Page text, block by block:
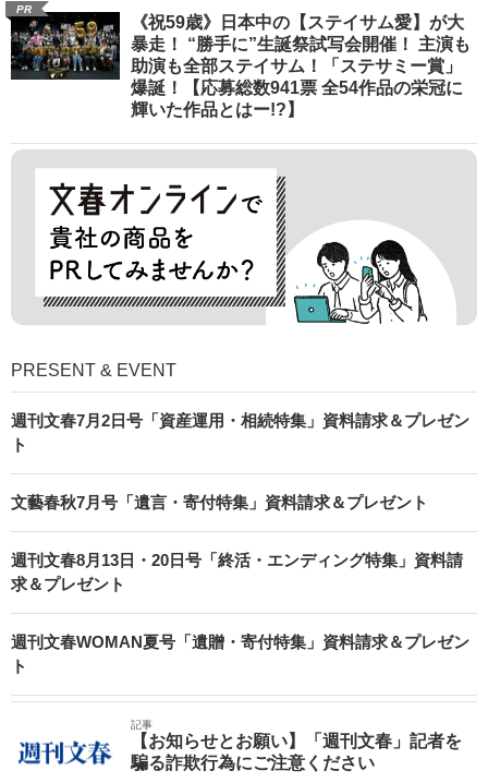
PR
《祝59歳》日本中の【ステイサム愛】が大
暴走！ “勝手に”生誕祭試写会開催！ 主演も
助演も全部ステイサム！「ステサミー賞」
爆誕！【応募総数941票 全54作品の栄冠に
輝いた作品とはー!?】
PRESENT & EVENT
週刊文春7月2日号「資産運用・相続特集」資料請求＆プレゼン
ト
文藝春秋7月号「遺言・寄付特集」資料請求＆プレゼント
週刊文春8月13日・20日号「終活・エンディング特集」資料請
求＆プレゼント
週刊文春WOMAN夏号「遺贈・寄付特集」資料請求＆プレゼン
ト
記事
【お知らせとお願い】「週刊文春」記者を
騙る詐欺行為にご注意ください